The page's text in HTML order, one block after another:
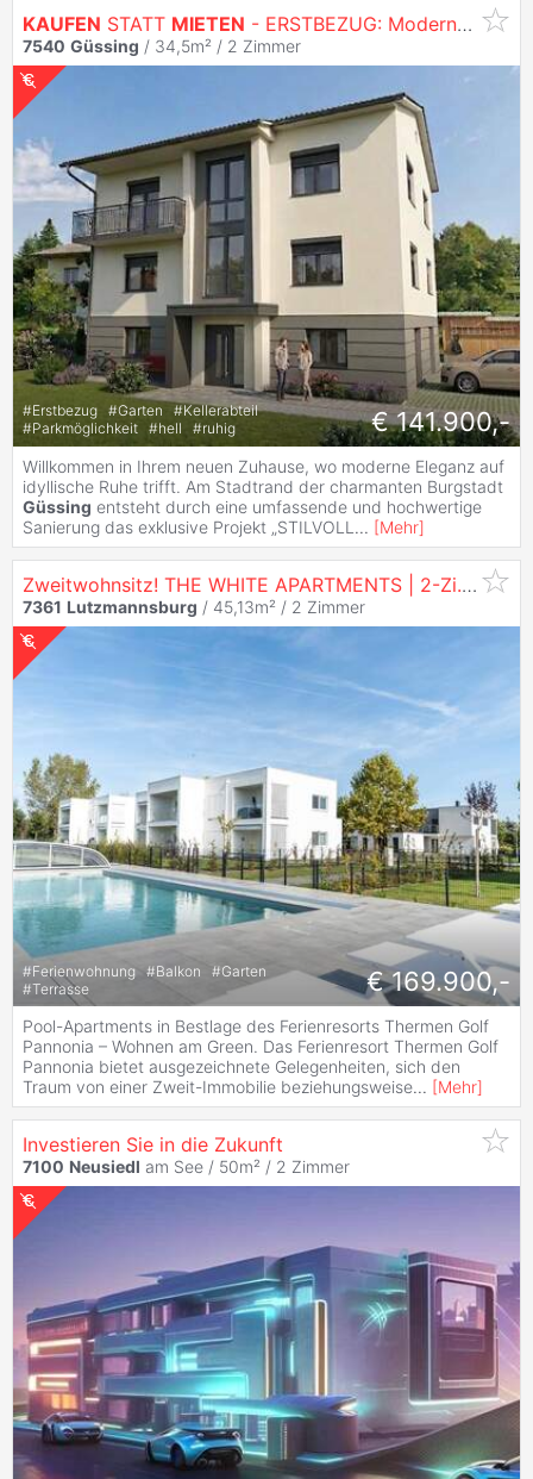
KAUFEN STATT MIETEN - ERSTBEZUG: Moderne 2-Zimmer-
7540 Güssing / 34,5m² / 2 Zimmer
#Erstbezug #Garten #Kellerabteil
#Parkmöglichkeit #hell #ruhig € 141.900,-
Willkommen in Ihrem neuen Zuhause, wo moderne Eleganz auf
idyllische Ruhe trifft. Am Stadtrand der charmanten Burgstadt
Güssing entsteht durch eine umfassende und hochwertige
Sanierung das exklusive Projekt „STILVOLL ... [Mehr]
Zweitwohnsitz! THE WHITE APARTMENTS | 2-Zi.
7361 Lutzmannsburg / 45,13m² / 2 Zimmer
#Ferienwohnung #Balkon #Garten
#Terrasse € 169.900,-
Pool-Apartments in Bestlage des Ferienresorts Thermen Golf
Pannonia – Wohnen am Green. Das Ferienresort Thermen Golf
Pannonia bietet ausgezeichnete Gelegenheiten, sich den
Traum von einer Zweit-Immobilie beziehungsweise... [Mehr]
Investieren Sie in die Zukunft
7100 Neusiedl am See / 50m² / 2 Zimmer